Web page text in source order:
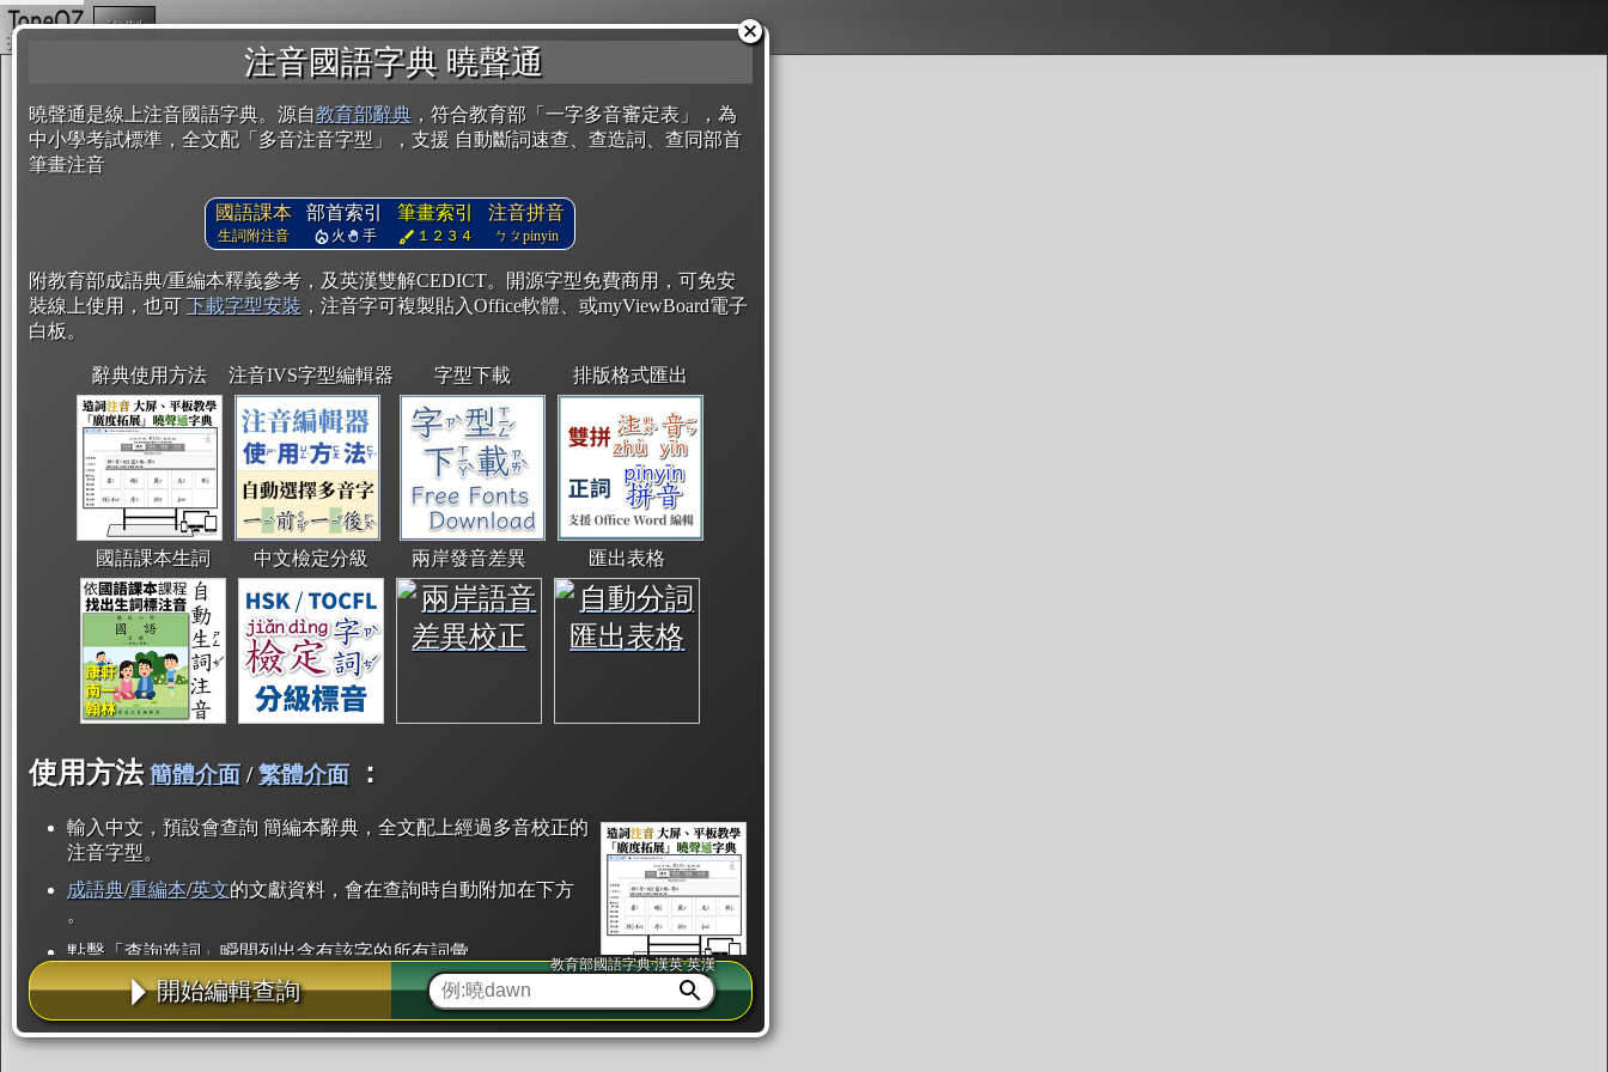
注音國語字典 曉聲通
曉聲通是線上注音國語字典。源自教育部辭典 ，符合教育部「一字多音審定表」，為
中小學考試標準，全文配「多音注音字型」，支援 自動斷詞速查、查造詞、查同部首
筆畫注音
國語課本
生詞附注音
部首索引
火 手
筆畫索引
１２３４
注音拼音
ㄅㄆpinyin
附教育部成語典/重編本釋義參考，及英漢雙解CEDICT。開源字型免費商用，可免安
裝線上使用，也可 下載字型安裝 ，注音字可複製貼入Office軟體、或myViewBoard電子
白板。
辭典使用方法 注音IVS字型編輯器 字型下載 排版格式匯出
國語課本生詞 中文檢定分級 兩岸發音差異 匯出表格
使用方法 簡體介面/繁體介面 ：
輸入中文，預設會查詢 簡編本辭典，全文配上經過多音校正的
注音字型。
成語典/重編本/英文的文獻資料，會在查詢時自動附加在下方
。
點擊「查詢造詞」瞬間列出含有該字的所有詞彙。
點「部首」瞬間列出所有「同部首字」。也支援查詢「同注音」或「同筆畫」。
辭典解釋的全文都經過自動斷詞，點擊便可瞬間「連續查詢」此字詞的解釋，不
用手動重複輸入。
開始編輯查詢
教育部國語字典·漢英·英漢
複製